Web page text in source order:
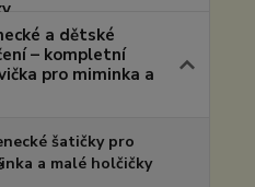
a dětské
– kompletní
pro miminka a
šatičky pro
a malé holčičky